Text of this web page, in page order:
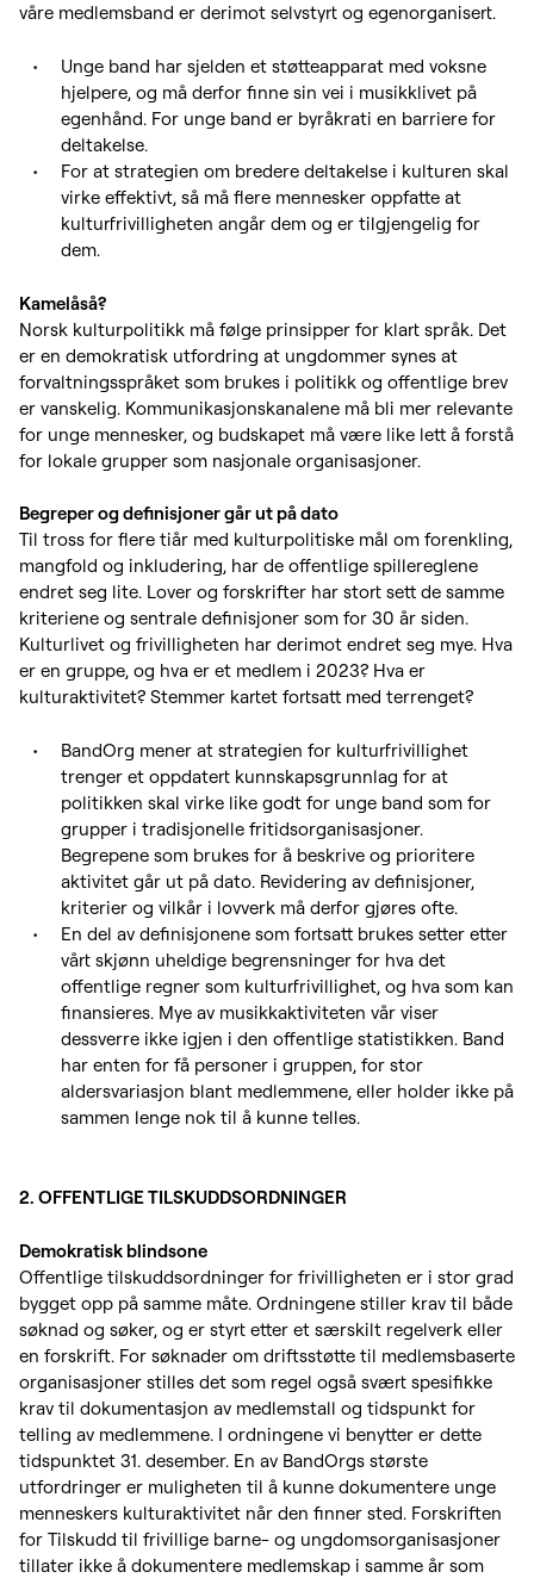
våre medlemsband er derimot selvstyrt og egenorganisert.
Unge band har sjelden et støtteapparat med voksne
hjelpere, og må derfor finne sin vei i musikklivet på
egenhånd. For unge band er byråkrati en barriere for
deltakelse.
For at strategien om bredere deltakelse i kulturen skal
virke effektivt, så må flere mennesker oppfatte at
kulturfrivilligheten angår dem og er tilgjengelig for
dem.
Kamelåså?
Norsk kulturpolitikk må følge prinsipper for klart språk. Det
er en demokratisk utfordring at ungdommer synes at
forvaltningsspråket som brukes i politikk og offentlige brev
er vanskelig. Kommunikasjonskanalene må bli mer relevante
for unge mennesker, og budskapet må være like lett å forstå
for lokale grupper som nasjonale organisasjoner.
Begreper og definisjoner går ut på dato
Til tross for flere tiår med kulturpolitiske mål om forenkling,
mangfold og inkludering, har de offentlige spillereglene
endret seg lite. Lover og forskrifter har stort sett de samme
kriteriene og sentrale definisjoner som for 30 år siden.
Kulturlivet og frivilligheten har derimot endret seg mye. Hva
er en gruppe, og hva er et medlem i 2023? Hva er
kulturaktivitet? Stemmer kartet fortsatt med terrenget?
BandOrg mener at strategien for kulturfrivillighet
trenger et oppdatert kunnskapsgrunnlag for at
politikken skal virke like godt for unge band som for
grupper i tradisjonelle fritidsorganisasjoner.
Begrepene som brukes for å beskrive og prioritere
aktivitet går ut på dato. Revidering av definisjoner,
kriterier og vilkår i lovverk må derfor gjøres ofte.
En del av definisjonene som fortsatt brukes setter etter
vårt skjønn uheldige begrensninger for hva det
offentlige regner som kulturfrivillighet, og hva som kan
finansieres. Mye av musikkaktiviteten vår viser
dessverre ikke igjen i den offentlige statistikken. Band
har enten for få personer i gruppen, for stor
aldersvariasjon blant medlemmene, eller holder ikke på
sammen lenge nok til å kunne telles.
2. OFFENTLIGE TILSKUDDSORDNINGER
Demokratisk blindsone
Offentlige tilskuddsordninger for frivilligheten er i stor grad
bygget opp på samme måte. Ordningene stiller krav til både
søknad og søker, og er styrt etter et særskilt regelverk eller
en forskrift. For søknader om driftsstøtte til medlemsbaserte
organisasjoner stilles det som regel også svært spesifikke
krav til dokumentasjon av medlemstall og tidspunkt for
telling av medlemmene. I ordningene vi benytter er dette
tidspunktet 31. desember. En av BandOrgs største
utfordringer er muligheten til å kunne dokumentere unge
menneskers kulturaktivitet når den finner sted. Forskriften
for Tilskudd til frivillige barne- og ungdomsorganisasjoner
tillater ikke å dokumentere medlemskap i samme år som